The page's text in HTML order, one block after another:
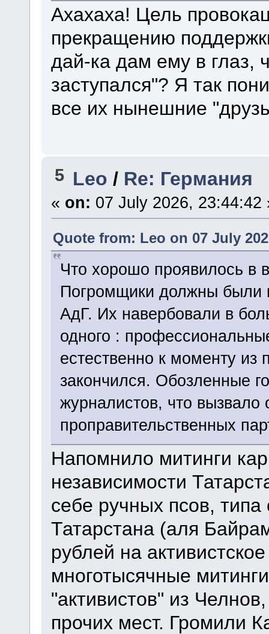
Ахахаха! Цель
прекращению
дай-ка дам ему в глаз,
заступался"? Я так
все их нынешние
5 Leo / Re: Германия
« on: 07 July 2026, 23:44:42
Quote from: Leo on 07 July
Что хорошо проявилось в
Погромщики должны были
АдГ. Их навербовали в
одного :
естественно к моменту из
закончился. Обозленные
журналистов, что
проправительственных
Напомнило митинги
независимости
себе ручных псов, типа
Татарстана (аля
рублей на
многотысячные
"активистов" из
прочих мест. Громили